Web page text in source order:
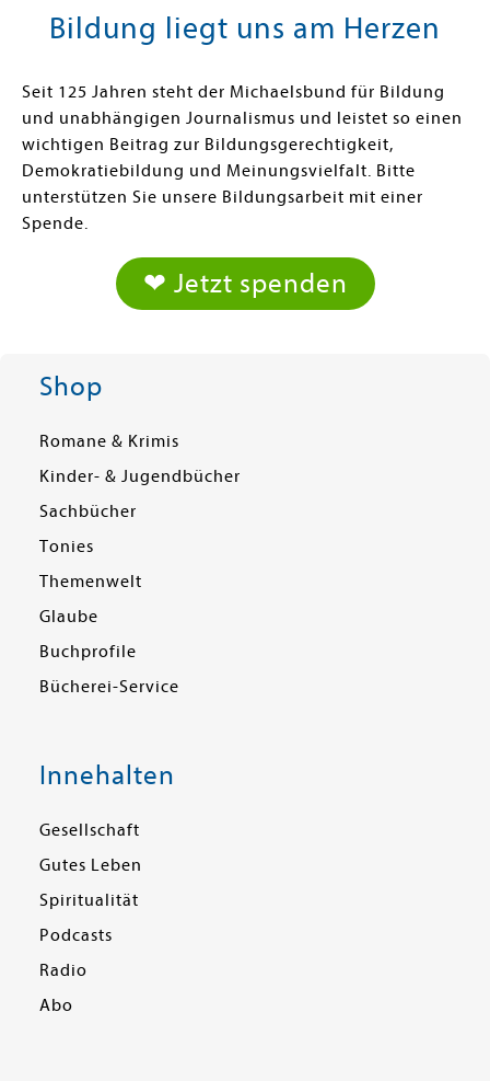
Bildung liegt uns am Herzen
Seit 125 Jahren steht der Michaelsbund für Bildung
und unabhängigen Journalismus und leistet so einen
wichtigen Beitrag zur Bildungsgerechtigkeit,
Demokratiebildung und Meinungsvielfalt. Bitte
unterstützen Sie unsere Bildungsarbeit mit einer
Spende.
❤ Jetzt spenden
Shop
Romane & Krimis
Kinder- & Jugendbücher
Sachbücher
Tonies
Themenwelt
Glaube
Buchprofile
Bücherei-Service
Innehalten
Gesellschaft
Gutes Leben
Spiritualität
Podcasts
Radio
Abo